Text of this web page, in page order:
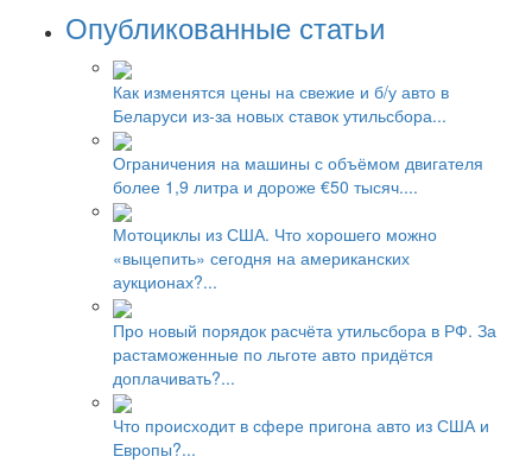
Опубликованные статьи
Как изменятся цены на свежие и б/у авто в
Беларуси из-за новых ставок утильсбора...
Ограничения на машины с объёмом двигателя
более 1,9 литра и дороже €50 тысяч....
Мотоциклы из США. Что хорошего можно
«выцепить» сегодня на американских
аукционах?...
Про новый порядок расчёта утильсбора в РФ. За
растаможенные по льготе авто придётся
доплачивать?...
Что происходит в сфере пригона авто из США и
Европы?...